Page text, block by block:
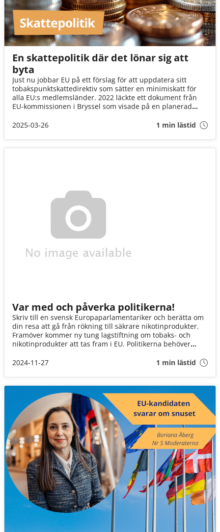
En skattepolitik där det lönar sig att
byta
Just nu jobbar EU på ett förslag för att uppdatera sitt
tobakspunktskattedirektiv som sätter en minimiskatt för
alla EU:s medlemsländer. 2022 läckte ett dokument från
EU-kommissionen i Bryssel som visade på en planerad
tobaksfria nikotinportioner.
2025-03-26 1 min lästid
Var med och påverka politikerna!
Skriv till en svensk Europaparlamentariker och berätta om
din resa att gå från rökning till säkrare nikotinprodukter.
Framöver kommer ny tung lagstiftning om tobaks- och
nikotinprodukter att tas fram i EU. Politikerna behöver
2024-11-27
1 min lästid